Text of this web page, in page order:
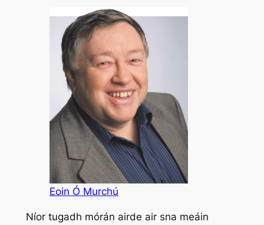
Eoin Ó Murchú
Níor tugadh mórán airde air sna meáin